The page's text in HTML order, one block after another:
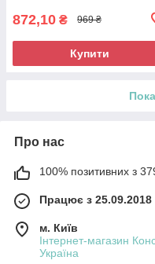
872,10 ₴ 969 ₴
Купити
Про нас
100% позитивних з 379
Працює з 25.09.2018
м. Київ
Інтернет-магазин
Україна